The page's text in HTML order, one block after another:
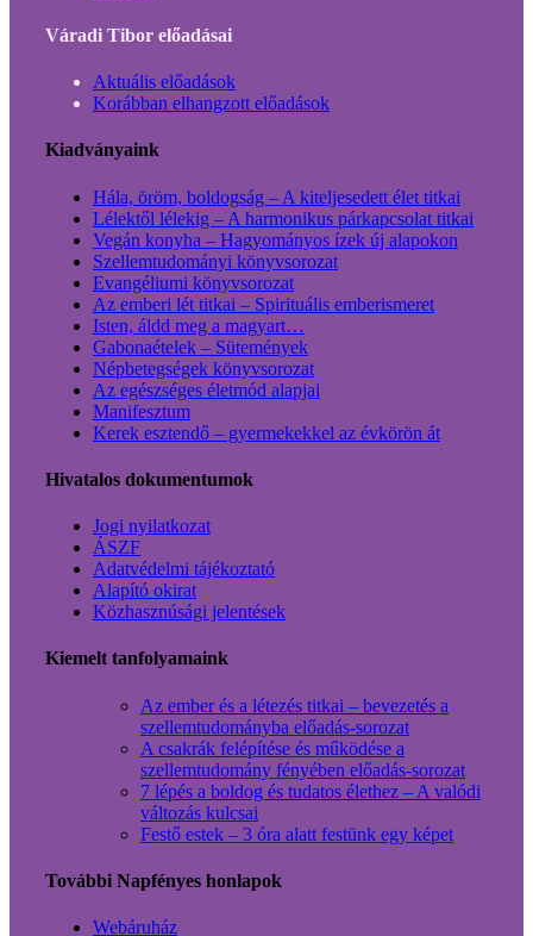
Váradi Tibor előadásai
Aktuális előadások
Korábban elhangzott előadások
Kiadványaink
Hála, öröm, boldogság – A kiteljesedett élet titkai
Lélektől lélekig – A harmonikus párkapcsolat titkai
Vegán konyha – Hagyományos ízek új alapokon
Szellemtudományi könyvsorozat
Evangéliumi könyvsorozat
Az emberi lét titkai – Spirituális emberismeret
Isten, áldd meg a magyart…
Gabonaételek – Sütemények
Népbetegségek könyvsorozat
Az egészséges életmód alapjai
Manifesztum
Kerek esztendő – gyermekekkel az évkörön át
Hivatalos dokumentumok
Jogi nyilatkozat
ÁSZF
Adatvédelmi tájékoztató
Alapító okirat
Közhasznúsági jelentések
Kiemelt tanfolyamaink
Az ember és a létezés titkai – bevezetés a
szellemtudományba előadás-sorozat
A csakrák felépítése és működése a
szellemtudomány fényében előadás-sorozat
7 lépés a boldog és tudatos élethez – A valódi
változás kulcsai
Festő estek – 3 óra alatt festünk egy képet
További Napfényes honlapok
Webáruház